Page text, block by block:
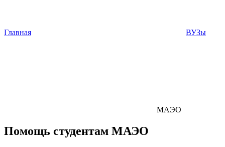
Главная ВУЗы
МАЭО
Помощь студентам МАЭО